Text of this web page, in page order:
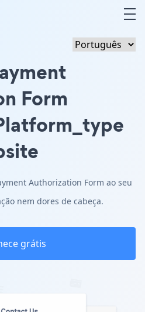
Form
Authorization Form ao seu
nem dores de cabeça.
grátis